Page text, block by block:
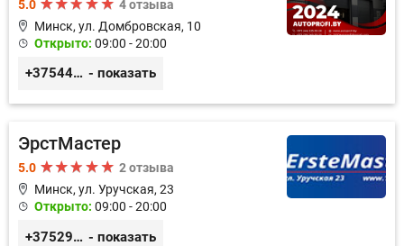
5.0
4 отзыва
Минск, ул. Домбровская, 10
Открыто: 09:00 - 20:00
+375445353020 - показать
ЭрстМастер
5.0
2 отзыва
Минск, ул. Уручская, 23
Открыто: 09:00 - 20:00
+375296446495 - показать